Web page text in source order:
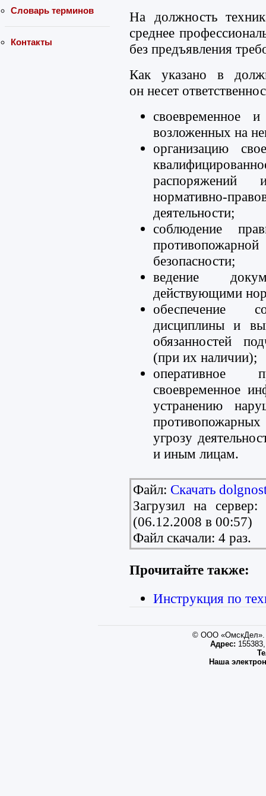
Словарь терминов
Контакты
На должность
среднее
без предъявления
Как указано в
он несет
своевременное и
возложенных на
организацию
распоряжений
нормативно-
деятельности;
соблюдение
безопасности;
ведение
действующими
обеспечение
дисциплины и
обязанностей
(при их наличии);
оперативное
своевременное
устранению
угрозу
и иным лицам.
Файл: Скачать
Загрузил на сервер:
(06.12.2008 в 00:57)
Файл скачали: 4 раз.
Прочитайте также:
Инструкция по
© ООО «ОмскДел».
Адрес:
Наша